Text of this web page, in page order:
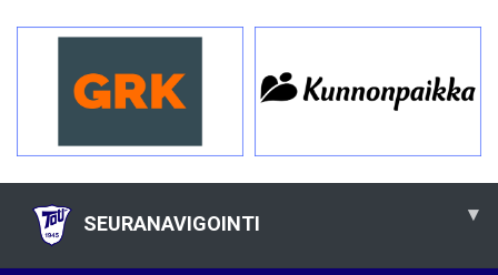
SEURANAVIGOINTI ▾